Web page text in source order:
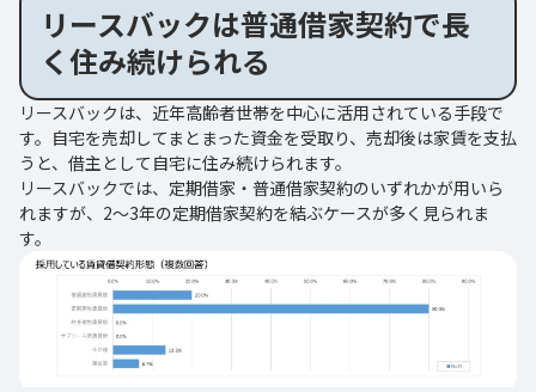
リースバックは普通借家契約で長
く住み続けられる
リースバックは、近年高齢者世帯を中心に活用されている手段で
す。自宅を売却してまとまった資金を受取り、売却後は家賃を支払
うと、借主として自宅に住み続けられます。
リースバックでは、定期借家・普通借家契約のいずれかが用いら
れますが、2～3年の定期借家契約を結ぶケースが多く見られま
す。